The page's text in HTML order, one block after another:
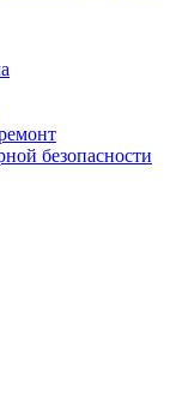
безопасности